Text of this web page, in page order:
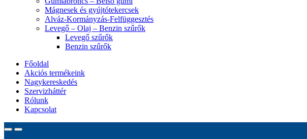
Mágnesek és gyújtótekercsek
Alváz-Kormányzás-Felfüggesztés
Levegő – Olaj – Benzin szűrők
Levegő szűrők
Benzin szűrők
Főoldal
Akciós termékeink
Nagykereskedés
Szervizháttér
Rólunk
Kapcsolat